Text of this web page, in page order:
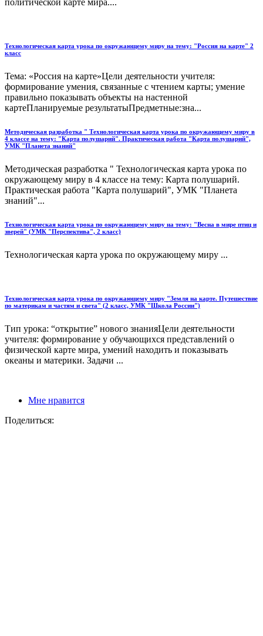
политической карте мира....
Технологическая карта урока по окружающему миру на тему: "Россия на карте" 2
класс
Тема: «Россия на карте»Цели деятельности учителя:
формирование умения, связанные с чтением карты; умение
правильно показывать объекты на настенной
картеПланируемые результатыПредметные:зна...
Методическая разработка " Технологическая карта урока по окружающему миру в
4 классе на тему: "Карта полушарий". Практическая работа "Карта полушарий",
УМК "Планета знаний"
Методическая разработка " Технологическая карта урока по
окружающему миру в 4 классе на тему: Карта полушарий.
Практическая работа "Карта полушарий", УМК "Планета
знаний"...
Технологическая карта урока по окружающему миру на тему: "Весна в мире птиц и
зверей" (УМК "Перспектива", 2 класс)
Технологическая карта урока по окружающему миру ...
Технологическая карта урока по окружающему миру "Земля на карте. Путешествие
по материкам и частям и света" (2 класс, УМК "Школа России")
Тип урока: “открытие” нового знанияЦели деятельности
учителя: формирование у обучающихся представлений о
физической карте мира, умений находить и показывать
океаны и материки. Задачи ...
Мне нравится
Поделиться: